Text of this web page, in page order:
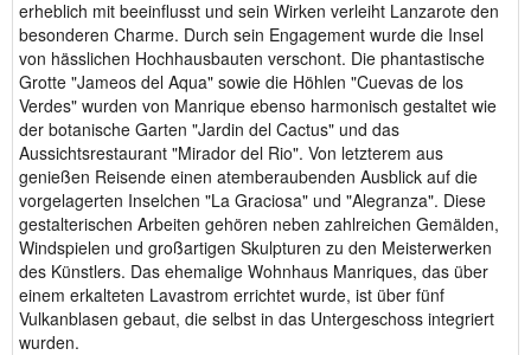
erheblich mit beeinflusst und sein Wirken verleiht Lanzarote den
besonderen Charme. Durch sein Engagement wurde die Insel
von hässlichen Hochhausbauten verschont. Die phantastische
Grotte "Jameos del Aqua" sowie die Höhlen "Cuevas de los
Verdes" wurden von Manrique ebenso harmonisch gestaltet wie
der botanische Garten "Jardin del Cactus" und das
Aussichtsrestaurant "Mirador del Rio". Von letzterem aus
genießen Reisende einen atemberaubenden Ausblick auf die
vorgelagerten Inselchen "La Graciosa" und "Alegranza". Diese
gestalterischen Arbeiten gehören neben zahlreichen Gemälden,
Windspielen und großartigen Skulpturen zu den Meisterwerken
des Künstlers. Das ehemalige Wohnhaus Manriques, das über
einem erkalteten Lavastrom errichtet wurde, ist über fünf
Vulkanblasen gebaut, die selbst in das Untergeschoss integriert
wurden.